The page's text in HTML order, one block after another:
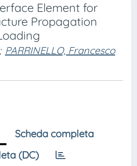
Element for
Propagation
PARRINELLO, Francesco
Scheda completa
(DC)